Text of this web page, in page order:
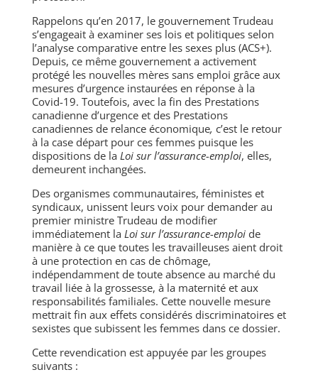
Rappelons qu’en 2017, le gouvernement Trudeau
s’engageait à examiner ses lois et politiques selon
l’analyse comparative entre les sexes plus (ACS+).
Depuis, ce même gouvernement a activement
protégé les nouvelles mères sans emploi grâce aux
mesures d’urgence instaurées en réponse à la
Covid-19. Toutefois, avec la fin des Prestations
canadienne d’urgence et des Prestations
canadiennes de relance économique, c’est le retour
à la case départ pour ces femmes puisque les
dispositions de la Loi sur l’assurance-emploi, elles,
demeurent inchangées.
Des organismes communautaires, féministes et
syndicaux, unissent leurs voix pour demander au
premier ministre Trudeau de modifier
immédiatement la Loi sur l’assurance-emploi de
manière à ce que toutes les travailleuses aient droit
à une protection en cas de chômage,
indépendamment de toute absence au marché du
travail liée à la grossesse, à la maternité et aux
responsabilités familiales. Cette nouvelle mesure
mettrait fin aux effets considérés discriminatoires et
sexistes que subissent les femmes dans ce dossier.
Cette revendication est appuyée par les groupes
suivants :